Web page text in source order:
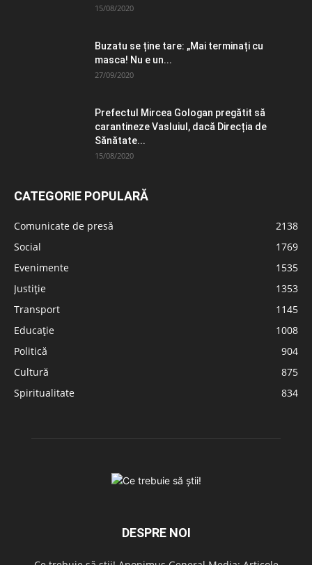
15/08/2020
Buzatu se ține tare: „Mai terminați cu
masca! Nu e un...
27/09/2020
Prefectul Mircea Gologan pregătit să
carantineze Vasluiul, dacă Direcția de
Sănătate...
15/08/2020
CATEGORIE POPULARĂ
Comunicate de presă
2138
Social
1769
Evenimente
1535
Justiție
1353
Transport
1145
Educație
1008
Politică
904
Cultură
875
Spiritualitate
834
DESPRE NOI